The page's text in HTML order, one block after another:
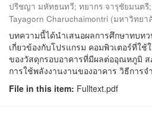
ปรีชญา มหัทธนทวี; ทยากร จารุชัยมนตรี;
Tayagorn Charuchaimontri (มหาวิทยา
บทความนี้ได้นำเสนอผลการศึกษาทบท
เกี่ยวข้องกับโปรแกรม คอมพิวเตอร์ที่ใ
ของวัสดุกรอบอาคารที่มีผลต่ออุณหภูมิ
การใช้พลังงานงานของอาคาร วิธีการจ
File in this item: Fulltext.pdf